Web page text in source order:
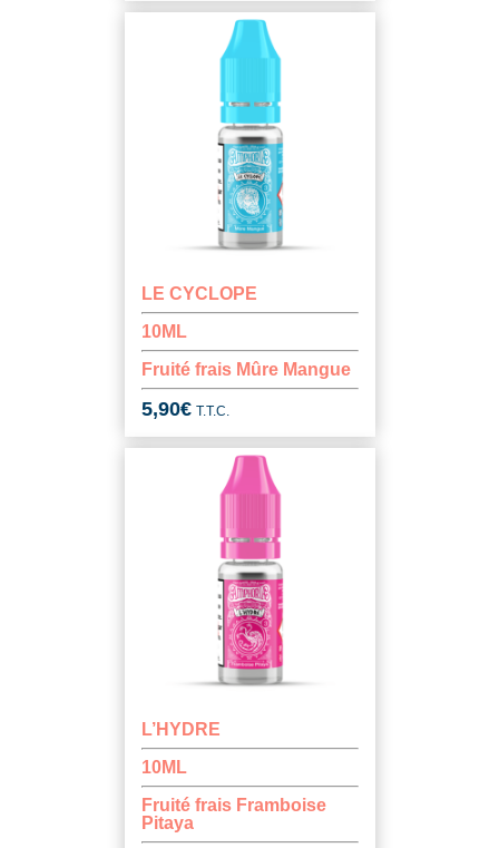
LE CYCLOPE
10ML
Fruité frais Mûre Mangue
5,90€ T.T.C.
L’HYDRE
10ML
Fruité frais Framboise
Pitaya